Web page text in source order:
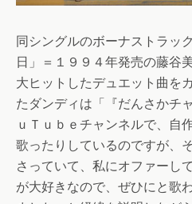
同シングルのボーナストラッ
日」＝１９９４年発売の藤谷
大ヒットしたデュエット曲を
たダンディは「『だんさかチ
ｕＴｕｂｅチャンネルで、自
歌ったりしているのですが、
さっていて、私にオファーし
が大好きなので、ぜひにと歌